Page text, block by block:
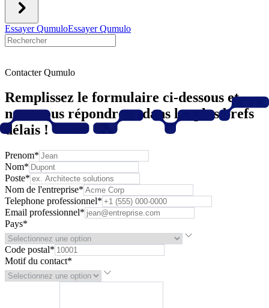
Essayer QumuloEssayer Qumulo
Contacter Qumulo
Remplissez le formulaire ci-dessous et
nous vous répondrons dans les plus brefs
délais !
Prenom*
Nom*
Poste*
Nom de l'entreprise*
Telephone professionnel*
Email professionnel*
Pays*
Code postal*
Motif du contact*